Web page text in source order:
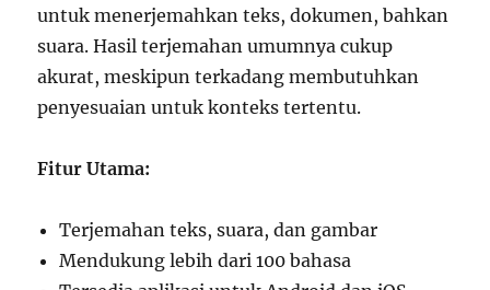
untuk menerjemahkan teks, dokumen, bahkan
suara. Hasil terjemahan umumnya cukup
akurat, meskipun terkadang membutuhkan
penyesuaian untuk konteks tertentu.
Fitur Utama:
Terjemahan teks, suara, dan gambar
Mendukung lebih dari 100 bahasa